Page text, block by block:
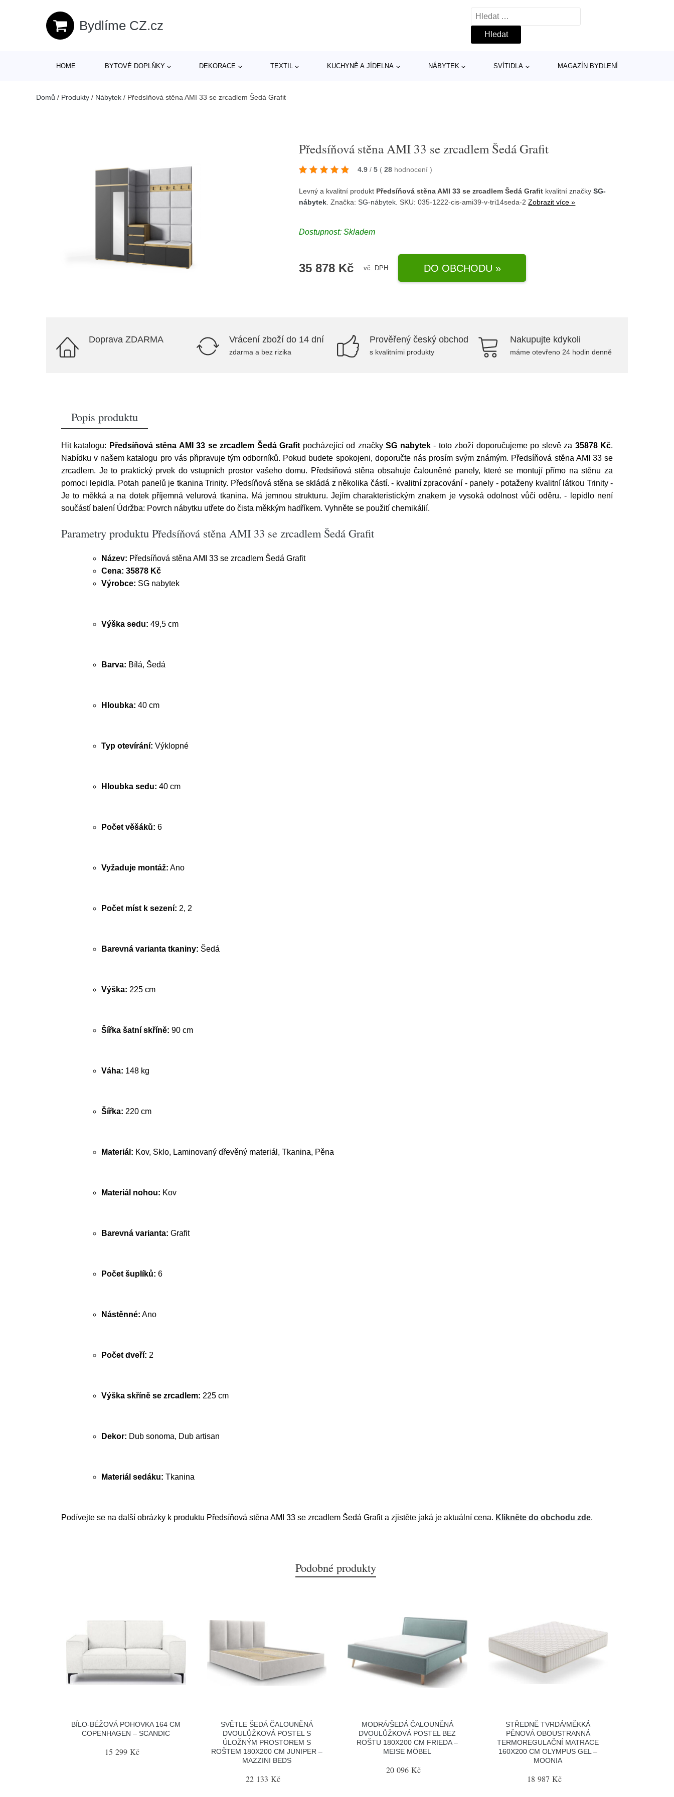
Bydlíme CZ.cz
Vyhledávání
HOME BYTOVÉ DOPLŇKY DEKORACE TEXTIL KUCHYNĚ A JÍDELNA NÁBYTEK SVÍTIDLA MAGAZÍN BYDLENÍ
Domů / Produkty / Nábytek / Předsíňová stěna AMI 33 se zrcadlem Šedá Grafit
Předsíňová stěna AMI 33 se zrcadlem Šedá Grafit
4.9 / 5 ( 28 hodnocení)
Levný a kvalitní produkt Předsíňová stěna AMI 33 se zrcadlem Šedá Grafit kvalitní značkySG-
nábytek . Značka:SG-nábytek . SKU: 035-1222-cis-ami39-v-tri14seda-2Zobrazit více »
Dostupnost:Skladem
35 878 Kč vč. DPH DO OBCHODU »
Doprava ZDARMA Vrácení zboží do 14 dní
zdarma a bez rizika
Prověřený český obchod
s kvalitními produkty
Nakupujte kdykoli
máme otevřeno 24 hodin denně
Popis produktu
Hit katalogu: Předsíňová stěna AMI 33 se zrcadlem Šedá Grafit pocházející od značkySG nabytek- toto zboží doporučujeme po slevě za 35878 Kč.
Nabídku v našem katalogu pro vás připravuje tým odborníků. Pokud budete spokojeni, doporučte nás prosím svým známým. Předsíňová stěna AMI 33 se
zrcadlem. Je to praktický prvek do vstupních prostor vašeho domu. Předsíňová stěna obsahuje čalouněné panely, které se montují přímo na stěnu za
pomoci lepidla. Potah panelů je tkanina Trinity. Předsíňová stěna se skládá z několika částí. - kvalitní zpracování - panely - potaženy kvalitní látkou Trinity -
Je to měkká a na dotek příjemná velurová tkanina. Má jemnou strukturu. Jejím charakteristickým znakem je vysoká odolnost vůči oděru. - lepidlo není
součástí balení Údržba: Povrch nábytku utřete do čista měkkým hadříkem. Vyhněte se použití chemikálií.
Parametry produktu Předsíňová stěna AMI 33 se zrcadlem Šedá Grafit
Název: Předsíňová stěna AMI 33 se zrcadlem Šedá Grafit
Cena: 35878 Kč
Výrobce: SG nabytek
Výška sedu: 49,5 cm
Barva: Bílá, Šedá
Hloubka: 40 cm
Typ otevírání: Výklopné
Hloubka sedu: 40 cm
Počet věšáků: 6
Vyžaduje montáž: Ano
Počet míst k sezení: 2, 2
Barevná varianta tkaniny: Šedá
Výška: 225 cm
Šířka šatní skříně: 90 cm
Váha: 148 kg
Šířka: 220 cm
Materiál: Kov, Sklo, Laminovaný dřevěný materiál, Tkanina, Pěna
Materiál nohou: Kov
Barevná varianta: Grafit
Počet šuplíků: 6
Nástěnné: Ano
Počet dveří: 2
Výška skříně se zrcadlem: 225 cm
Dekor: Dub sonoma, Dub artisan
Materiál sedáku: Tkanina
Podívejte se na další obrázky k produktu Předsíňová stěna AMI 33 se zrcadlem Šedá Grafit a zjistěte jaká je aktuální cena. Klikněte do obchodu zde.
Podobné produkty
BÍLO-BÉŽOVÁ POHOVKA 164 CM
COPENHAGEN – SCANDIC
15 299 Kč
SVĚTLE ŠEDÁ ČALOUNĚNÁ
DVOULŮŽKOVÁ POSTEL S
ÚLOŽNÝM PROSTOREM S
ROŠTEM 180X200 CM JUNIPER –
MAZZINI BEDS
22 133 Kč
MODRÁ/ŠEDÁ ČALOUNĚNÁ
DVOULŮŽKOVÁ POSTEL BEZ
ROŠTU 180X200 CM FRIEDA –
MEISE MÖBEL
20 096 Kč
STŘEDNĚ TVRDÁ/MĚKKÁ
PĚNOVÁ OBOUSTRANNÁ
TERMOREGULAČNÍ MATRACE
160X200 CM OLYMPUS GEL –
MOONIA
18 987 Kč